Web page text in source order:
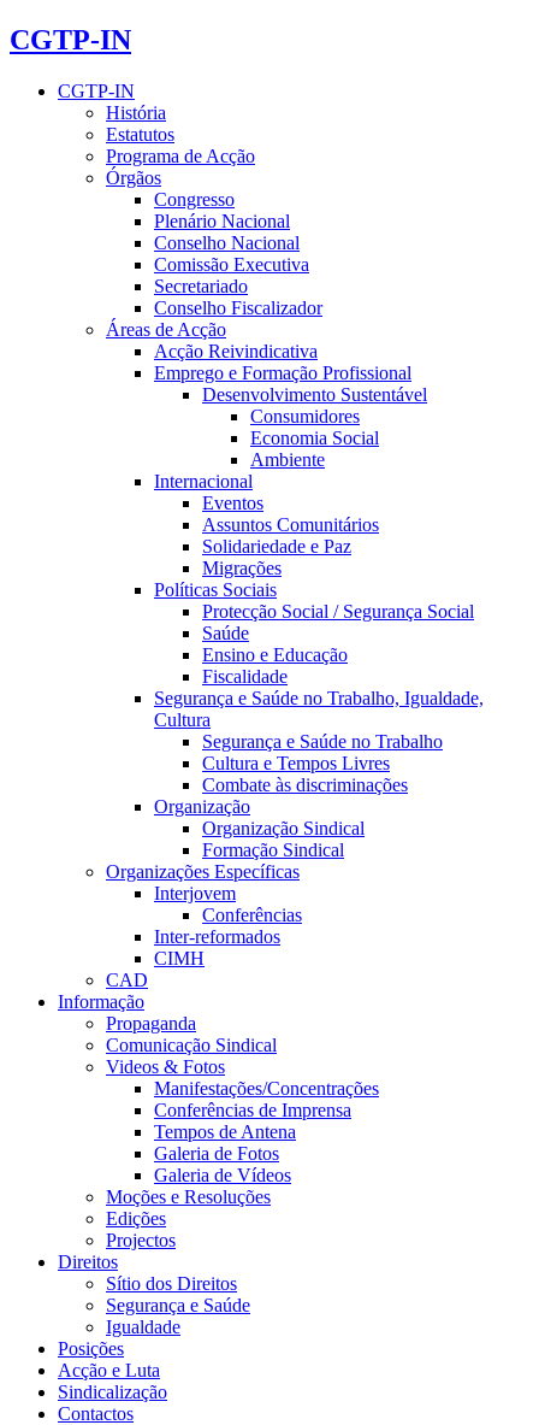
CGTP-IN
CGTP-IN
História
Estatutos
Programa de Acção
Órgãos
Congresso
Plenário Nacional
Conselho Nacional
Comissão Executiva
Secretariado
Conselho Fiscalizador
Áreas de Acção
Acção Reivindicativa
Emprego e Formação Profissional
Desenvolvimento Sustentável
Consumidores
Economia Social
Ambiente
Internacional
Eventos
Assuntos Comunitários
Solidariedade e Paz
Migrações
Políticas Sociais
Protecção Social / Segurança Social
Saúde
Ensino e Educação
Fiscalidade
Segurança e Saúde no Trabalho, Igualdade,
Cultura
Segurança e Saúde no Trabalho
Cultura e Tempos Livres
Combate às discriminações
Organização
Organização Sindical
Formação Sindical
Organizações Específicas
Interjovem
Conferências
Inter-reformados
CIMH
CAD
Informação
Propaganda
Comunicação Sindical
Videos & Fotos
Manifestações/Concentrações
Conferências de Imprensa
Tempos de Antena
Galeria de Fotos
Galeria de Vídeos
Moções e Resoluções
Edições
Projectos
Direitos
Sítio dos Direitos
Segurança e Saúde
Igualdade
Posições
Acção e Luta
Sindicalização
Contactos